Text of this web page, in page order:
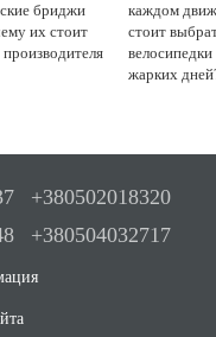
бриджи
их стоит
производителя
каждом
стоит
жарких
+380502018320
+380504032717